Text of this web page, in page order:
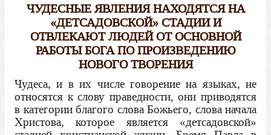
ЧУДЕСНЫЕ ЯВЛЕНИЯ НАХОДЯТСЯ НА
«ДЕТСАДОВСКОЙ» СТАДИИ И
ОТВЛЕКАЮТ ЛЮДЕЙ ОТ ОСНОВНОЙ
РАБОТЫ БОГА ПО ПРОИЗВЕДЕНИЮ
НОВОГО ТВОРЕНИЯ
Чудеса, и в их числе говорение на языках, не
относятся к слову праведности, они приводятся
в категории благого слова Божьего, слова начала
Христова, которое является «детсадовской»